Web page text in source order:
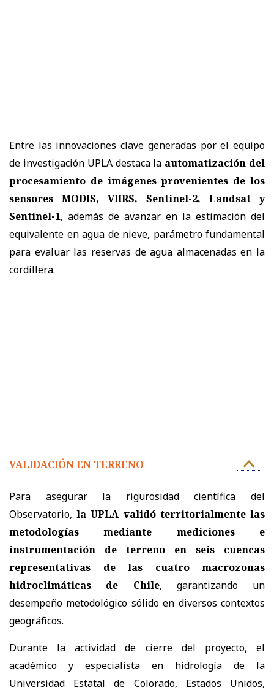
Entre las innovaciones clave generadas por el equipo
de investigación UPLA destaca la automatización del
procesamiento de imágenes provenientes de los
sensores MODIS, VIIRS, Sentinel-2, Landsat y
Sentinel-1, además de avanzar en la estimación del
equivalente en agua de nieve, parámetro fundamental
para evaluar las reservas de agua almacenadas en la
cordillera.
VALIDACIÓN EN TERRENO
Para asegurar la rigurosidad científica del
Observatorio, la UPLA validó territorialmente las
metodologías mediante mediciones e
instrumentación de terreno en seis cuencas
representativas de las cuatro macrozonas
hidroclimáticas de Chile, garantizando un
desempeño metodológico sólido en diversos contextos
geográficos.
Durante la actividad de cierre del proyecto, el
académico y especialista en hidrología de la
Universidad Estatal de Colorado, Estados Unidos,